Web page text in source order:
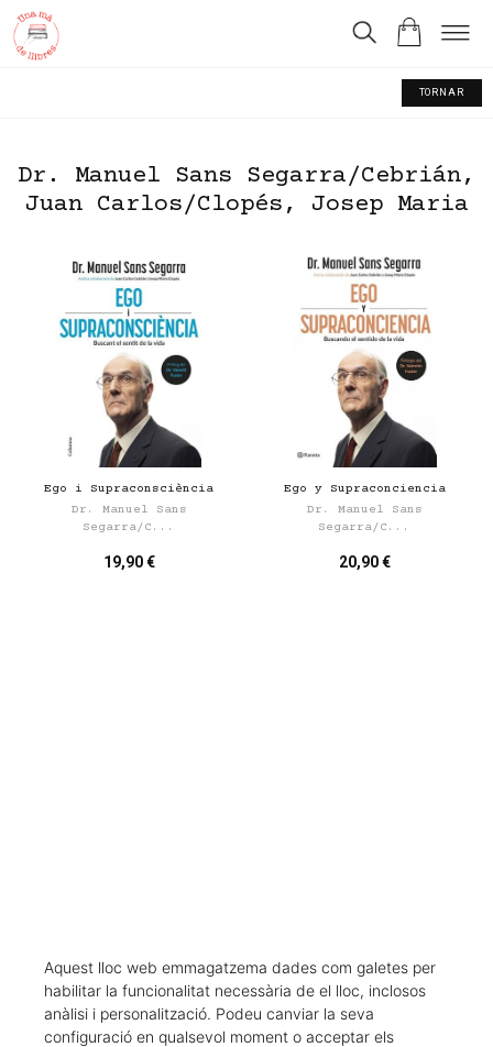
TORNAR
Dr. Manuel Sans Segarra/Cebrián,
Juan Carlos/Clopés, Josep Maria
Ego i Supraconsciència
Dr. Manuel Sans
Segarra/C...
19,90 €
Ego y Supraconciencia
Dr. Manuel Sans
Segarra/C...
20,90 €
CARREGAR MÉS RESULTATS
Aquest lloc web emmagatzema dades com galetes per
habilitar la funcionalitat necessària de el lloc, inclosos
anàlisi i personalització. Podeu canviar la seva
configuració en qualsevol moment o acceptar els